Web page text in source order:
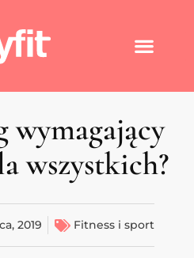
wszystkich?
2019 Fitness i sport